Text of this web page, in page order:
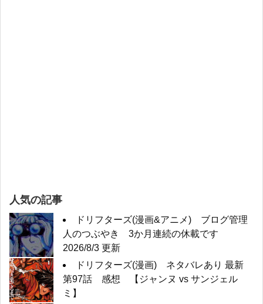
人気の記事
ドリフターズ(漫画&アニメ) ブログ管理
人のつぶやき 3か月連続の休載です
2026/8/3 更新
ドリフターズ(漫画) ネタバレあり 最新
第97話 感想 【ジャンヌ vs サンジェル
ミ】